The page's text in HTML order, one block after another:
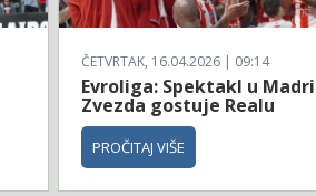
ČETVRTAK, 16.04.2026 | 09:14
Evroliga: Spektakl u
Zvezda gostuje Realu
PROČITAJ VIŠE